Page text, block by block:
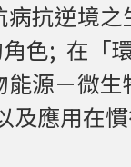
抗逆境之
色; 在「
源－微
及應用在